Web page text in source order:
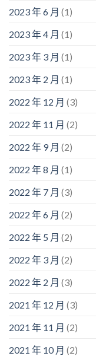
2023 年 6 月 (1)
2023 年 4 月 (1)
2023 年 3 月 (1)
2023 年 2 月 (1)
2022 年 12 月 (3)
2022 年 11 月 (2)
2022 年 9 月 (2)
2022 年 8 月 (1)
2022 年 7 月 (3)
2022 年 6 月 (2)
2022 年 5 月 (2)
2022 年 3 月 (2)
2022 年 2 月 (3)
2021 年 12 月 (3)
2021 年 11 月 (2)
2021 年 10 月 (2)